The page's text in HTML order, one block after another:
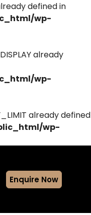
defined in
wp-
already
wp-
already defined
wp-
Enquire Now